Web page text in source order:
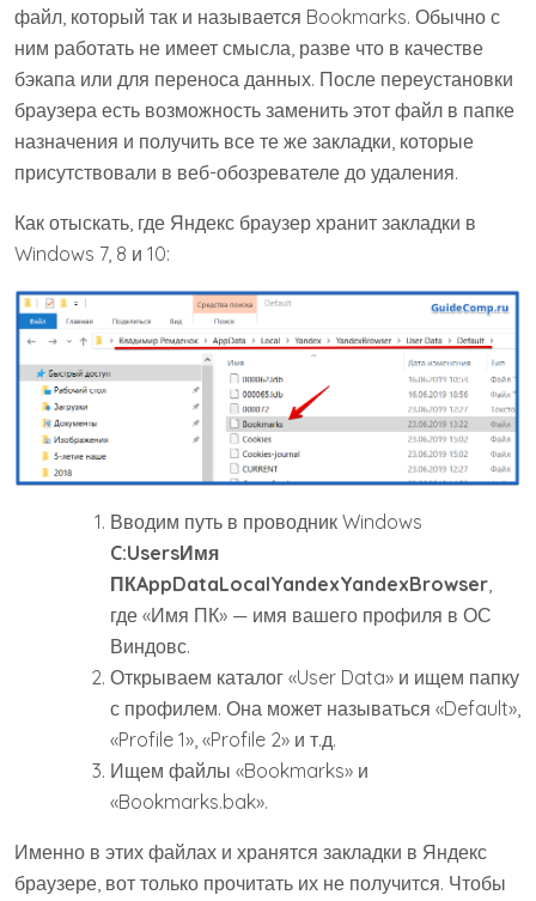
файл, который так и называется Bookmarks. Обычно с
ним работать не имеет смысла, разве что в качестве
бэкапа или для переноса данных. После переустановки
браузера есть возможность заменить этот файл в папке
назначения и получить все те же закладки, которые
присутствовали в веб-обозревателе до удаления.
Как отыскать, где Яндекс браузер хранит закладки в
Windows 7, 8 и 10:
Вводим путь в проводник Windows
C:UsersИмя
ПКAppDataLocalYandexYandexBrowser,
где «Имя ПК» — имя вашего профиля в ОС
Виндовс.
Открываем каталог «User Data» и ищем папку
с профилем. Она может называться «Default»,
«Profile 1», «Profile 2» и т.д.
Ищем файлы «Bookmarks» и
«Bookmarks.bak».
Именно в этих файлах и хранятся закладки в Яндекс
браузере, вот только прочитать их не получится. Чтобы